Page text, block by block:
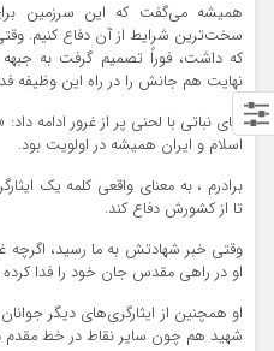
همیشه می‌گفت که این سرزمین
سخت‌ترین شرایط از آن دفاع کنیم.
که داشت، فوراً تصمیم گرفت به
نهایت هم جانش را در راه این وظیفه
آقای نباتی با لحنی پر از غرور ادامه
اسلام و ایران همیشه در اولویت بود.
برادرم ، به معنای واقعی کلمه یک
تا از کشورش دفاع کند.
وقتی خبر شهادتش به ما رسید، اگرچه
او در راهی مقدس جان خود را فدا کرده
شهید هم چون سایر نقاط در خط مقدم